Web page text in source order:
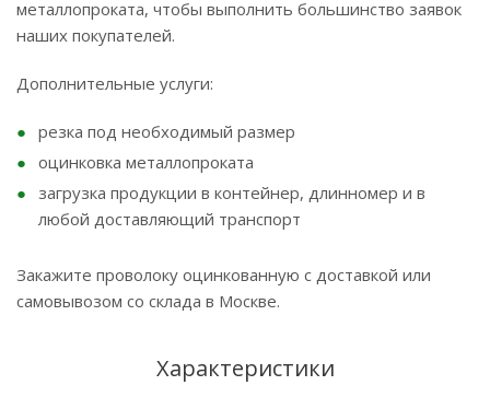
металлопроката, чтобы выполнить большинство заявок
наших покупателей.
Дополнительные услуги:
резка под необходимый размер
оцинковка металлопроката
загрузка продукции в контейнер, длинномер и в
любой доставляющий транспорт
Закажите проволоку оцинкованную с доставкой или
самовывозом со склада в Москве.
Характеристики